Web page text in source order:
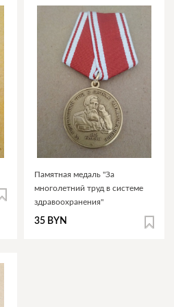
Памятная медаль "За
многолетний труд в системе
здравоохранения"
35 BYN